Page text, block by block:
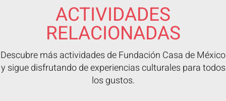
ACTIVIDADES
RELACIONADAS
Descubre más actividades de Fundación Casa de México
y sigue disfrutando de experiencias culturales para todos
los gustos.